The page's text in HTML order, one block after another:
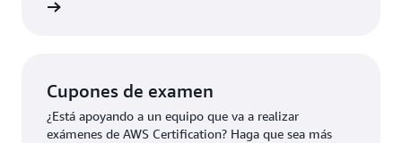
Cupones de examen
¿Está apoyando a un equipo que va a realizar
exámenes de AWS Certification? Haga que sea más